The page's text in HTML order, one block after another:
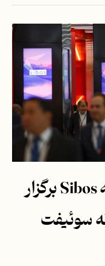
سی‌ونهمین رویداد سالانه Sibos برگزار
سوئیفت